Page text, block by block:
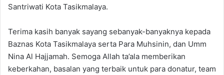
Santriwati Kota Tasikmalaya.
Terima kasih banyak sayang sebanyak-banyaknya kepada
Baznas Kota Tasikmalaya serta Para Muhsinin, dan Umm
Nina Al Hajjamah. Semoga Allah ta’ala memberikan
keberkahan, basalan yang terbaik untuk para donatur, team